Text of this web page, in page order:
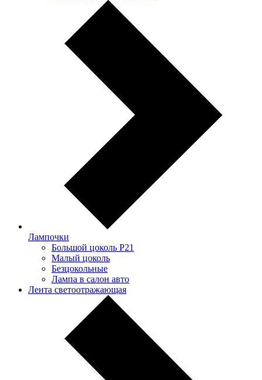
Лампочки
Большой цоколь P21
Малый цоколь
Безцокольные
Лампа в салон авто
Лента светоотражающая